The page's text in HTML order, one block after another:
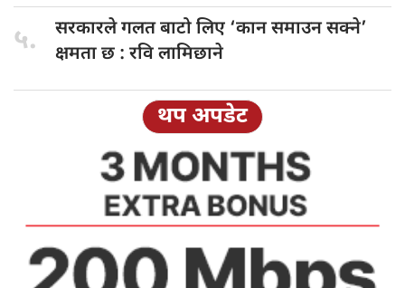
५. सरकारले गलतबाटो लिए ‘कान समाउन सक्ने’
क्षमता छ : रवि लामिछाने
थप अपडेट